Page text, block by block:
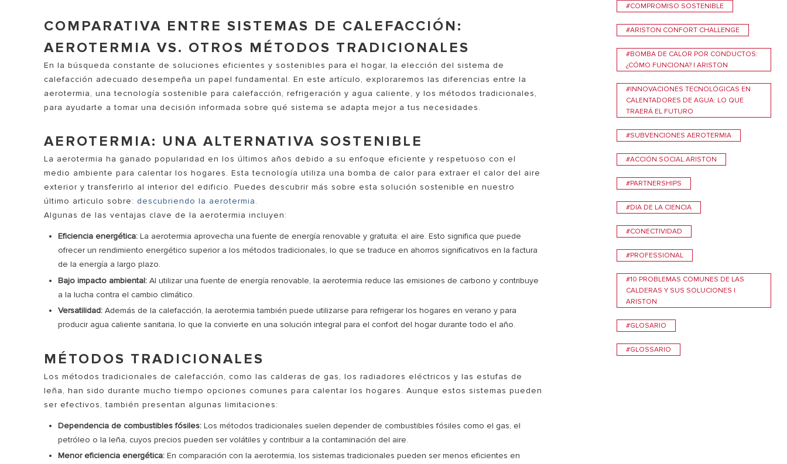
VER MÁS
COMPARATIVA ENTRE SISTEMAS DE CALEFACCIÓN:
AEROTERMIA VS. OTROS MÉTODOS TRADICIONALES
En la búsqueda constante de soluciones eficientes y sostenibles para el hogar, la elección del sistema de
calefacción adecuado desempeña un papel fundamental. En este artículo, exploraremos las diferencias entre la
aerotermia, una tecnología sostenible para calefacción, refrigeración y agua caliente, y los métodos tradicionales,
para ayudarte a tomar una decisión informada sobre qué sistema se adapta mejor a tus necesidades.
AEROTERMIA: UNA ALTERNATIVA SOSTENIBLE
La aerotermia ha ganado popularidad en los últimos años debido a su enfoque eficiente y respetuoso con el
medio ambiente para calentar los hogares. Esta tecnología utiliza una bomba de calor para extraer el calor del aire
exterior y transferirlo al interior del edificio. Puedes descubrir más sobre esta solución sostenible en nuestro
último articulo sobre: descubriendo la aerotermia.
Algunas de las ventajas clave de la aerotermia incluyen:
Eficiencia energética: La aerotermia aprovecha una fuente de energía renovable y gratuita: el aire. Esto significa que puede
ofrecer un rendimiento energético superior a los métodos tradicionales, lo que se traduce en ahorros significativos en la factura
de la energía a largo plazo.
Bajo impacto ambiental: Al utilizar una fuente de energía renovable, la aerotermia reduce las emisiones de carbono y contribuye
a la lucha contra el cambio climático.
Versatilidad: Además de la calefacción, la aerotermia también puede utilizarse para refrigerar los hogares en verano y para
producir agua caliente sanitaria, lo que la convierte en una solución integral para el confort del hogar durante todo el año.
MÉTODOS TRADICIONALES
Los métodos tradicionales de calefacción, como las calderas de gas, los radiadores eléctricos y las estufas de
leña, han sido durante mucho tiempo opciones comunes para calentar los hogares. Aunque estos sistemas pueden
ser efectivos, también presentan algunas limitaciones:
Dependencia de combustibles fósiles: Los métodos tradicionales suelen depender de combustibles fósiles como el gas, el
petróleo o la leña, cuyos precios pueden ser volátiles y contribuir a la contaminación del aire.
Menor eficiencia energética: En comparación con la aerotermia, los sistemas tradicionales pueden ser menos eficientes en
#COMPROMISO SOSTENIBLE
#ARISTON CONFORT CHALLENGE
#BOMBA DE CALOR POR CONDUCTOS:
¿CÓMO FUNCIONA? | ARISTON
#INNOVACIONES TECNOLÓGICAS EN
CALENTADORES DE AGUA: LO QUE
TRAERÁ EL FUTURO
#SUBVENCIONES AEROTERMIA
#ACCIÓN SOCIAL ARISTON
#PARTNERSHIPS
#DIA DE LA CIENCIA
#CONECTIVIDAD
#PROFESSIONAL
#10 PROBLEMAS COMUNES DE LAS
CALDERAS Y SUS SOLUCIONES |
ARISTON
#GLOSARIO
#GLOSSARIO